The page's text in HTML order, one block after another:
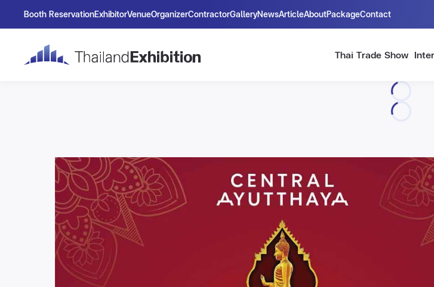
Booth ReservationExhibitorVenueOrganizerContractorGalleryNewsArticleAboutPackageContact
Thai Trade Show